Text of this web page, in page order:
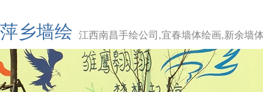
萍乡墙绘 江西南昌手绘公司,宜春墙体绘画,新余墙